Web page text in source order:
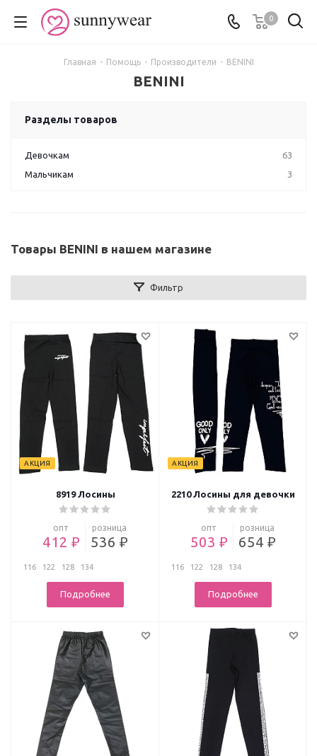
0
Главная - Помощь - Производители - BENINI
BENINI
Разделы товаров
Девочкам
63
Мальчикам
3
Товары BENINI в нашем магазине
Фильтр
АКЦИЯ
8919 Лосины
опт
412 ₽
розница
536 ₽
116 122 128 134
Подробнее
АКЦИЯ
2210 Лосины для девочки
опт
503 ₽
розница
654 ₽
116 122 128 134
Подробнее